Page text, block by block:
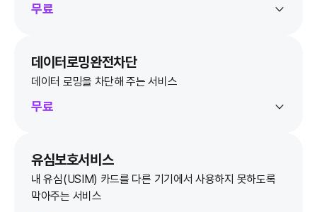
무료
데이터로밍완전차단
데이터 로밍을 차단해 주는 서비스
무료
유심보호서비스
내 유심(USIM) 카드를 다른 기기에서 사용하지 못하도록
막아주는 서비스